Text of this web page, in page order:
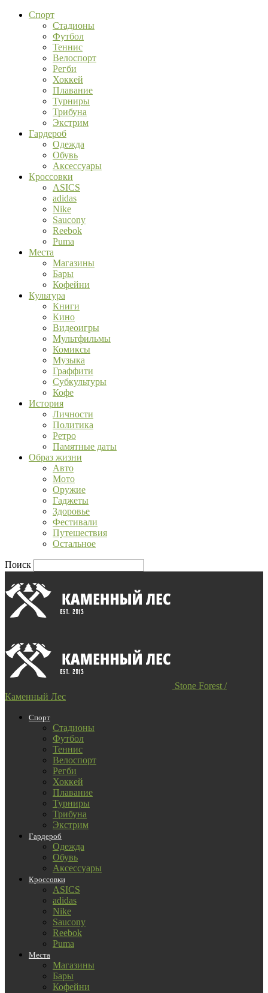
Спорт
Стадионы
Футбол
Теннис
Велоспорт
Регби
Хоккей
Плавание
Турниры
Трибуна
Экстрим
Гардероб
Одежда
Обувь
Аксессуары
Кроссовки
ASICS
adidas
Nike
Saucony
Reebok
Puma
Места
Магазины
Бары
Кофейни
Культура
Книги
Кино
Видеоигры
Мультфильмы
Комиксы
Музыка
Граффити
Субкультуры
Кофе
История
Личности
Политика
Ретро
Памятные даты
Образ жизни
Авто
Мото
Оружие
Гаджеты
Здоровье
Фестивали
Путешествия
Остальное
Поиск
Stone Forest /
Каменный Лес
Спорт
Стадионы
Футбол
Теннис
Велоспорт
Регби
Хоккей
Плавание
Турниры
Трибуна
Экстрим
Гардероб
Одежда
Обувь
Аксессуары
Кроссовки
ASICS
adidas
Nike
Saucony
Reebok
Puma
Места
Магазины
Бары
Кофейни